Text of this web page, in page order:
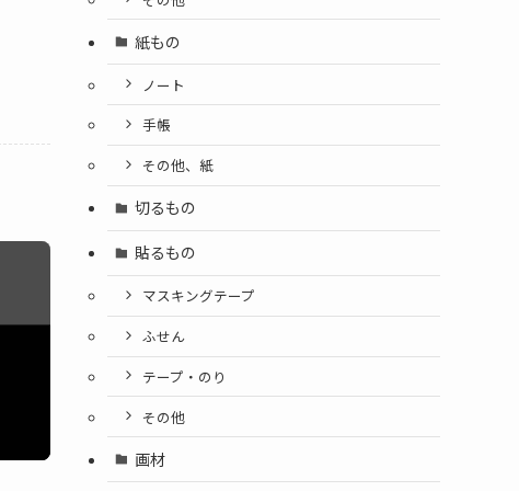
紙もの
ノート
手帳
その他、紙
切るもの
貼るもの
マスキングテープ
ふせん
テープ・のり
その他
画材